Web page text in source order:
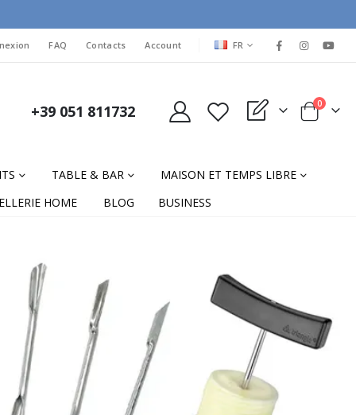
FAQ Contacts Account LANGUAGE
FR
+39 051 811732 My Quote Cart
0items
TABLE & BAR
MAISON ET TEMPS LIBRE
HOME BLOG BUSINESS